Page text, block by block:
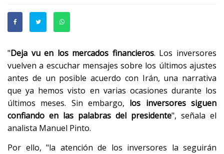
"Deja vu en los mercados financieros. Los inversores
vuelven a escuchar mensajes sobre los últimos ajustes
antes de un posible acuerdo con Irán, una narrativa
que ya hemos visto en varias ocasiones durante los
últimos meses. Sin embargo, los inversores siguen
confiando en las palabras del presidente", señala el
analista Manuel Pinto.
Por ello, "la atención de los inversores la seguirán